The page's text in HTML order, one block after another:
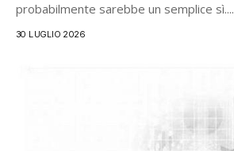
probabilmente sarebbe un semplice sì....
30 LUGLIO 2026